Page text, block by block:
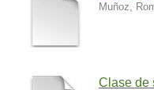
Muñoz,
Clase de